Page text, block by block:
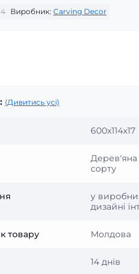
Виробник: Carving Decor
(Дивитись усі)
600x114x17
сорту
у
дизайні
товару Молдова
14 днів